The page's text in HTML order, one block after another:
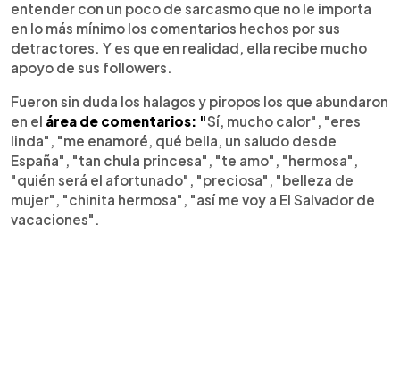
entender con un poco de sarcasmo que no le importa
en lo más mínimo los comentarios hechos por sus
detractores. Y es que en realidad, ella recibe mucho
apoyo de sus followers.
Fueron sin duda los halagos y piropos los que abundaron
en el área de comentarios: "Sí, mucho calor", "eres
linda", "me enamoré, qué bella, un saludo desde
España", "tan chula princesa", "te amo", "hermosa",
"quién será el afortunado", "preciosa", "belleza de
mujer", "chinita hermosa", "así me voy a El Salvador de
vacaciones".